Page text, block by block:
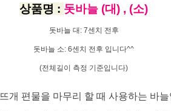
상품명 : 돗바늘 (대) , (소)
돗바늘 대: 7센치 전후
돗바늘 소: 6센치 전후 입니다^^
(전체길이 측정 기준입니다)
뜨개 편물을 마무리 할 때 사용하는 바